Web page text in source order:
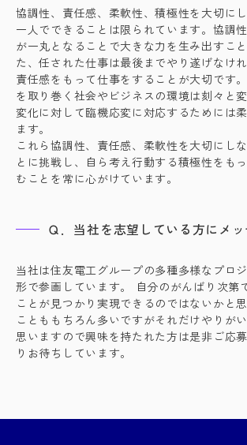
協調性、責任感、柔軟性、積極性を大切にし
一人でできることは限られています。協調
が一丸となることで大きな力を生み出すこ
た、任された仕事は最後までやり遂げなけれ
責任感をもって仕事をすることが大切です
を取り巻く社会やビジネスの環境は刻々と変
変化に対して臨機応変に対応するためには
ます。
これら協調性、責任感、柔軟性を大切にし
とに挑戦し、自ら考え行動する積極性をも
むことを常に心がけています。
Ｑ．当社を志望している方にメ
当社は住友電工グループの多種多様なプロ
形で参画しています。 自分のがんばり次第
ことが見つかり実現できるのではないかと
ことももちろん多いですがそれだけやりが
思いますので興味を持たれた方は是非ご応
りお待ちしています。